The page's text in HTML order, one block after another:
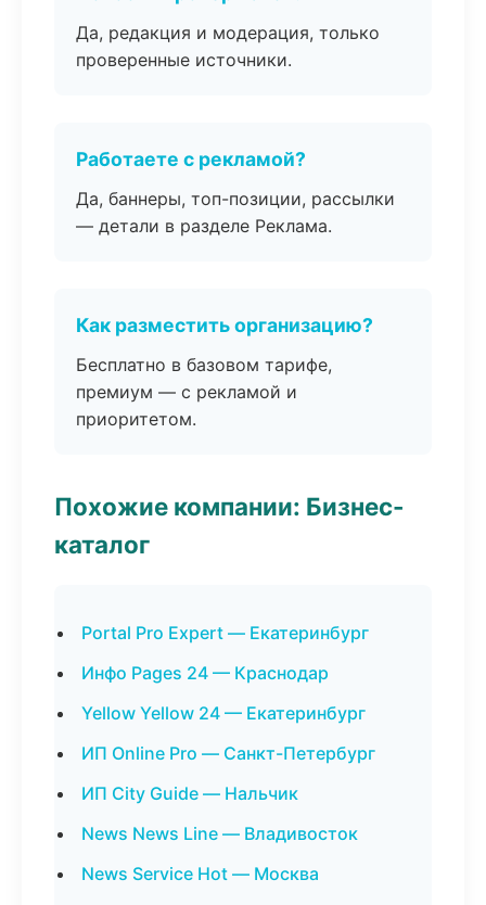
Да, редакция и модерация, только
проверенные источники.
Работаете с рекламой?
Да, баннеры, топ-позиции, рассылки
— детали в разделе Реклама.
Как разместить организацию?
Бесплатно в базовом тарифе,
премиум — с рекламой и
приоритетом.
Похожие компании: Бизнес-
каталог
Portal Pro Expert — Екатеринбург
Инфо Pages 24 — Краснодар
Yellow Yellow 24 — Екатеринбург
ИП Online Pro — Санкт-Петербург
ИП City Guide — Нальчик
News News Line — Владивосток
News Service Hot — Москва